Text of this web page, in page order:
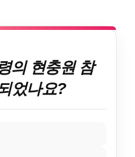
의 현충원 참
었나요?